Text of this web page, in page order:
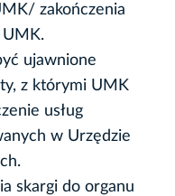
zakończenia
UMK.
ujawnione
z którymi UMK
usług
w Urzędzie
skargi do organu